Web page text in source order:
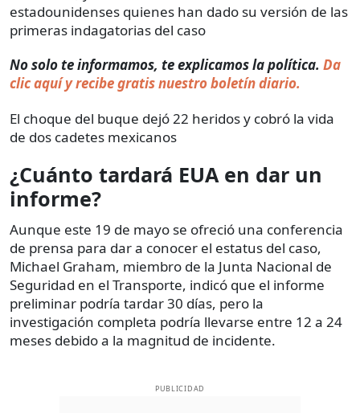
estadounidenses quienes han dado su versión de las
primeras indagatorias del caso
No solo te informamos, te explicamos la política. Da
clic aquí y recibe gratis nuestro boletín diario.
El choque del buque dejó 22 heridos y cobró la vida
de dos cadetes mexicanos
¿Cuánto tardará EUA en dar un
informe?
Aunque este 19 de mayo se ofreció una conferencia
de prensa para dar a conocer el estatus del caso,
Michael Graham, miembro de la Junta Nacional de
Seguridad en el Transporte, indicó que el informe
preliminar podría tardar 30 días, pero la
investigación completa podría llevarse entre 12 a 24
meses debido a la magnitud de incidente.
PUBLICIDAD